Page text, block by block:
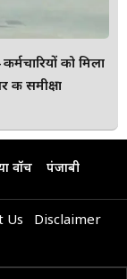
को मिला
समीक्षा
वॉच पंजाबी
Us
Disclaimer